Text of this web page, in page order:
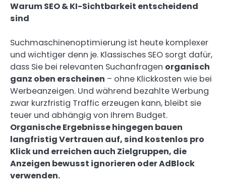
Warum SEO & KI-Sichtbarkeit entscheidend
sind
Suchmaschinenoptimierung ist heute komplexer
und wichtiger denn je. Klassisches SEO sorgt dafür,
dass Sie bei relevanten Suchanfragen organisch
ganz oben erscheinen – ohne Klickkosten wie bei
Werbeanzeigen. Und während bezahlte Werbung
zwar kurzfristig Traffic erzeugen kann, bleibt sie
teuer und abhängig von Ihrem Budget.
Organische Ergebnisse hingegen bauen
langfristig Vertrauen auf, sind kostenlos pro
Klick und erreichen auch Zielgruppen, die
Anzeigen bewusst ignorieren oder AdBlock
verwenden.